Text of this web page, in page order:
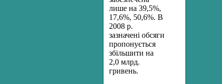
лише на 39,5%,
17,6%, 50,6%. В
2008 р.
зазначені обсяги
пропонується
збільшити на
2,0 млрд.
гривень.